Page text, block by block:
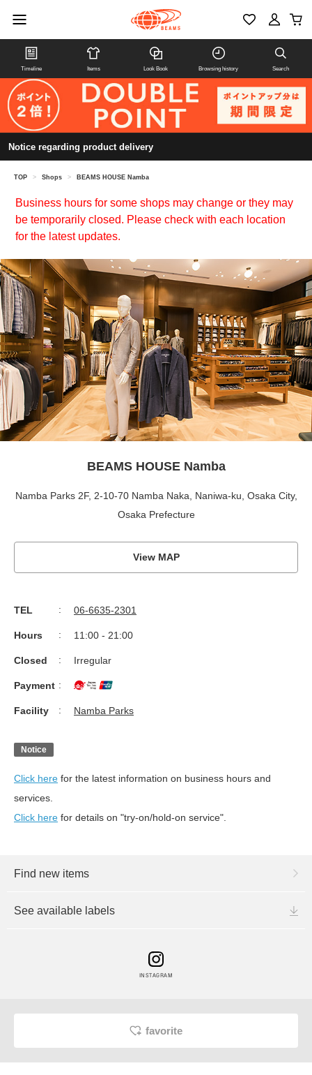
Timeline Items Look Book Browsing history Search
Notice regarding product delivery
TOP > Shops > BEAMS HOUSE Namba
Business hours for some shops may change or they may
be temporarily closed. Please check with each location
for the latest updates.
BEAMS HOUSE Namba
Namba Parks 2F, 2-10-70 Namba Naka, Naniwa-ku, Osaka City,
Osaka Prefecture
View MAP
TEL 06-6635-2301
Hours 11:00 - 21:00
Closed Irregular
Payment
Facility Namba Parks
Notice
Click here for the latest information on business hours and
services.
Click here for details on "try-on/hold-on service".
Find new items
See available labels
INSTAGRAM
favorite